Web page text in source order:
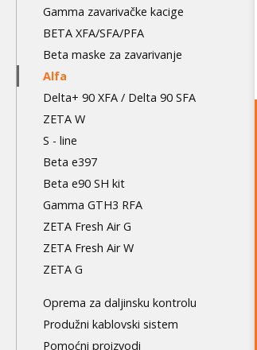
Gamma zavarivačke kacige
BETA XFA/SFA/PFA
Beta maske za zavarivanje
Alfa
Delta+ 90 XFA / Delta 90 SFA
ZETA W
S - line
Beta e397
Beta e90 SH kit
Gamma GTH3 RFA
ZETA Fresh Air G
ZETA Fresh Air W
ZETA G
Oprema za daljinsku kontrolu
Produžni kablovski sistem
Pomoćni proizvodi